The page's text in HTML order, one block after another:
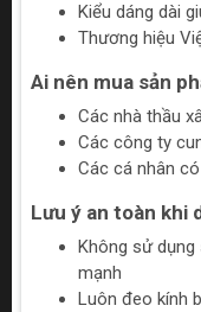
Kiểu dáng dài
Thương hiệu
Ai nên mua sản
Các nhà thầu
Các công ty
Các cá nhân
Lưu ý an toàn khi
Không sử
mạnh
Luôn đeo kính